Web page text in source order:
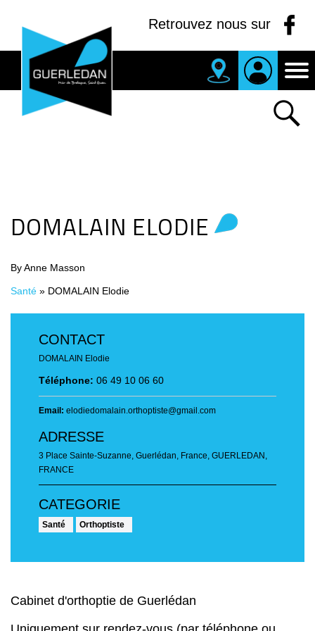
Retrouvez nous sur
DOMALAIN ELODIE
By Anne Masson
Santé » DOMALAIN Elodie
CONTACT
DOMALAIN Elodie
Téléphone: 06 49 10 06 60
Email: elodiedomalain.orthoptiste@gmail.com
ADRESSE
3 Place Sainte-Suzanne, Guerlédan, France, GUERLEDAN,
FRANCE
Santé Orthoptiste
Cabinet d'orthoptie de Guerlédan